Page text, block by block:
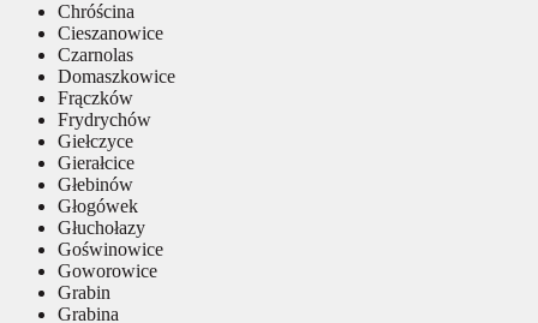
Chróścina
Cieszanowice
Czarnolas
Domaszkowice
Frączków
Frydrychów
Giełczyce
Gierałcice
Głebinów
Głogówek
Głuchołazy
Goświnowice
Goworowice
Grabin
Grabina